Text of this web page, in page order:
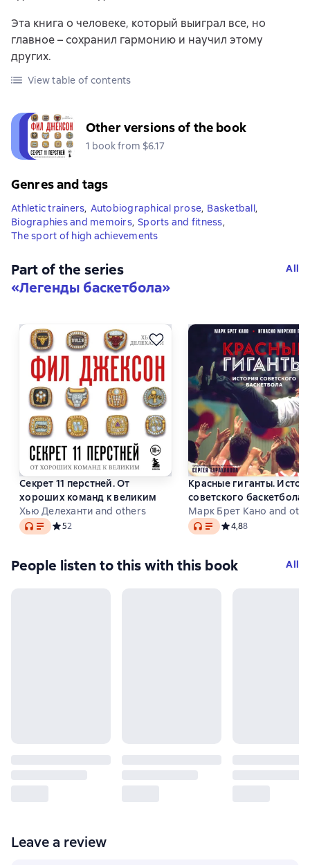
Эта книга о человеке, который выиграл все, но
главное – сохранил гармонию и научил этому
других.
View table of contents
Other versions of the book
1 book from $6.17
Genres and tags
Athletic trainers, Autobiographical prose, Basketball,
Biographies and memoirs, Sports and fitness,
The sport of high achievements
Part of the series
«Легенды баскетбола»
All
Секрет 11 перстней. От
хороших команд к великим
Хью Делеханти and others
Audio Средний рейтинг 5 на основе 2 оценок
52
Красные гиганты.
советского баскетбола
Марк Брет Кано and
Audio Средний рейтинг 4,8
4,88
People listen to this with this book All
Leave a review